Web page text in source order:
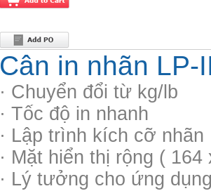
Cân in nhãn LP-
· Chuyển đổi từ kg/lb
· Tốc độ in nhanh
· Lập trình kích cỡ nhãn
· Mặt hiển thị rộng ( 164
· Lý tưởng cho ứng